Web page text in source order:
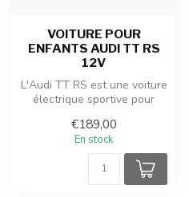
VOITURE POUR
ENFANTS AUDI TT RS
12V
L'Audi TT RS est une voiture
électrique sportive pour
€189,00
En stock